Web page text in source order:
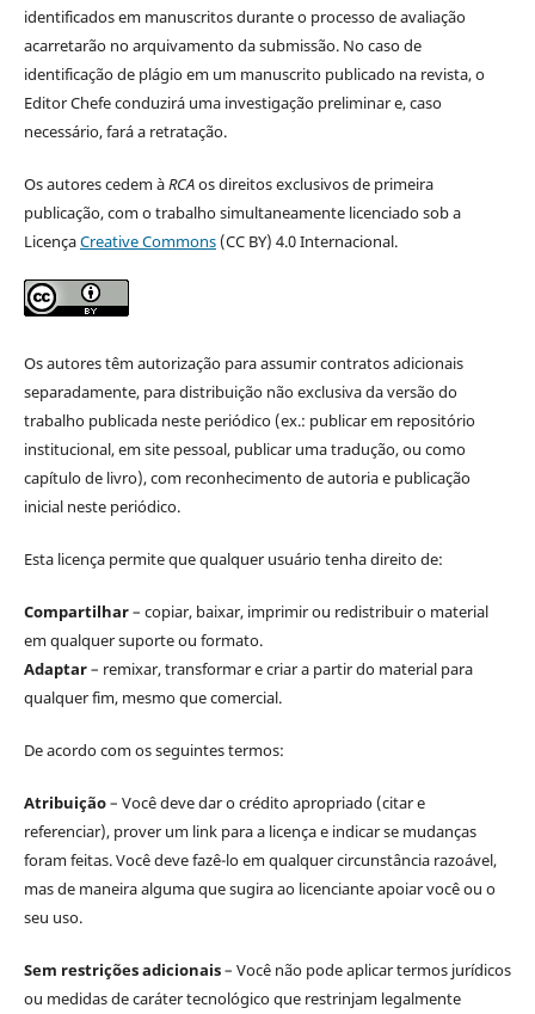
identificados em manuscritos durante o processo de avaliação
acarretarão no arquivamento da submissão. No caso de
identificação de plágio em um manuscrito publicado na revista, o
Editor Chefe conduzirá uma investigação preliminar e, caso
necessário, fará a retratação.
Os autores cedem àRCAos direitos exclusivos de primeira
publicação, com o trabalho simultaneamente licenciado sob a
LicençaCreative Commons(CC BY) 4.0 Internacional.
Os autores têm autorização para assumir contratos adicionais
separadamente, para distribuição não exclusiva da versão do
trabalho publicada neste periódico (ex.: publicar em repositório
institucional, em site pessoal, publicar uma tradução, ou como
capítulo de livro), com reconhecimento de autoria e publicação
inicial neste periódico.
Esta licença permite que qualquer usuário tenha direito de:
Compartilhar– copiar, baixar, imprimir ou redistribuir o material
em qualquer suporte ou formato.
Adaptar– remixar, transformar e criar a partir do material para
qualquer fim, mesmo que comercial.
De acordo com os seguintes termos:
Atribuição– Você deve dar o crédito apropriado (citar e
referenciar), prover um link para a licença e indicar se mudanças
foram feitas. Você deve fazê-lo em qualquer circunstância razoável,
mas de maneira alguma que sugira ao licenciante apoiar você ou o
seu uso.
Sem restrições adicionais– Você não pode aplicar termos jurídicos
ou medidas de caráter tecnológico que restrinjam legalmente